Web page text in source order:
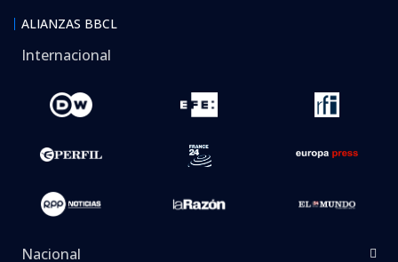
ALIANZAS BBCL
Internacional
Nacional